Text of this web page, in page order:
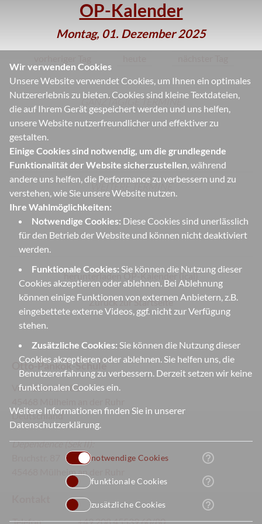
Wir verwenden Cookies
Unsere Website verwendet Cookies, um Ihnen ein optimales
Nutzererlebnis zu bieten. Cookies sind kleine Textdateien,
die auf Ihrem Gerät gespeichert werden und uns helfen,
unsere Website nutzerfreundlicher und effektiver zu
gestalten.
Einige Cookies sind notwendig, um die grundlegende
Funktionalität der Website sicherzustellen, während
andere uns helfen, die Performance zu verbessern und zu
verstehen, wie Sie unsere Website nutzen.
Ihre Wahlmöglichkeiten:
Notwendige Cookies: Diese Cookies sind unerlässlich
für den Betrieb der Website und können nicht deaktiviert
werden.
Funktionale Cookies: Sie können die Nutzung dieser
Cookies akzeptieren oder ablehnen. Bei Ablehnung
können einige Funktionen von externen Anbietern, z.B.
eingebettete externe Videos, ggf. nicht zur Verfügung
stehen.
Zusätzliche Cookies: Sie können die Nutzung dieser
Cookies akzeptieren oder ablehnen. Sie helfen uns, die
Benutzererfahrung zu verbessern. Derzeit setzen wir keine
funktionalen Cookies ein.
Weitere Informationen finden Sie in unserer
Datenschutzerklärung.
notwendige Cookies help_outline
funktionale Cookies help_outline
zusätzliche Cookies help_outline
OP-Kalender
Montag, 01. Dezember 2025
GANZTÄGIGE TERMINE
WEITERE TERMINE
herunterladen OP-Kalender (ical)
Zurück zur Startseite
Otto-Pankok-Schule
Von-Bock-Str. 81
Deutschland
Dependence(Sek II):
Telefon:
+49 208 45539 60/80